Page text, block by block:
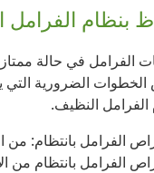
بنظام
الفرامل في حالة
الضرورية التي
النظيف.
الفرامل بانتظام:
الفرامل بانتظام من